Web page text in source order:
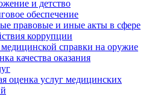
и детство
обеспечение
правовые и иные акты в сфере
коррупции
справки на оружие
качества оказания
оценка услуг медицинскиx